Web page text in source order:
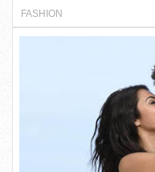
FASHION